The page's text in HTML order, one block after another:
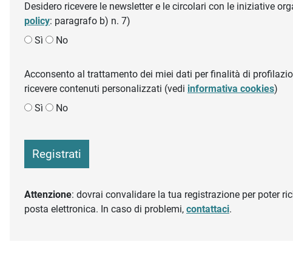
Desidero ricevere le newsletter e le circolari con le iniziative
policy: paragrafo b) n. 7)
Sì
No
Acconsento al trattamento dei miei dati per finalità di
ricevere contenuti personalizzati (vedi informativa cookies)
Sì
No
Registrati
Attenzione: dovrai convalidare la tua registrazione per poter
posta elettronica. In caso di problemi, contattaci.